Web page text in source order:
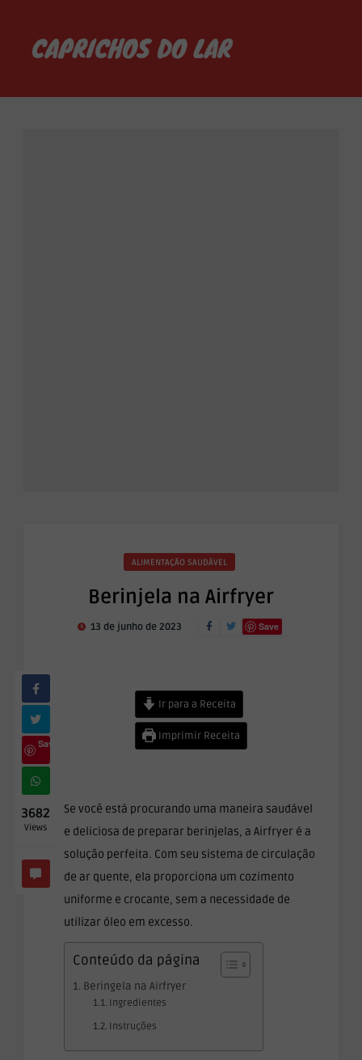
ALIMENTAÇÃO SAUDÁVEL
Berinjela na Airfryer
13 de junho de 2023 Save
Save
3682
Views
Ir para a Receita
Imprimir Receita
Se você está procurando uma maneira saudável
e deliciosa de preparar berinjelas, a Airfryer é a
solução perfeita. Com seu sistema de circulação
de ar quente, ela proporciona um cozimento
uniforme e crocante, sem a necessidade de
utilizar óleo em excesso.
Conteúdo da página
Beringela na Airfryer
Ingredientes
Instruções